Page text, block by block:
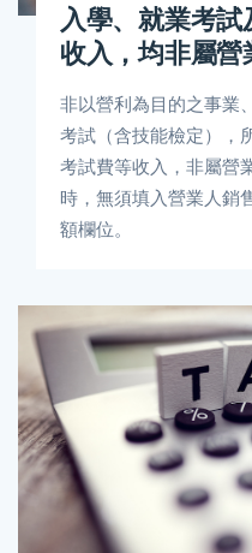
入學、就業考
收入，均非屬營
非以營利為目的之事業
考試（含技能檢定），
考試費等收入，非屬營
時，無須填入營業人銷
額欄位。